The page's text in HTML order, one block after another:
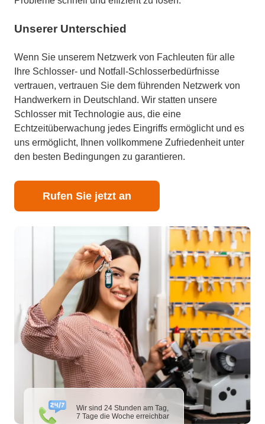
Wir sind 24 Stunden am Tag,
7 Tage die Woche erreichbar
Unserer Unterschied
Wenn Sie unserem Netzwerk von Fachleuten für alle
Ihre Schlosser- und Notfall-Schlosserbedürfnisse
vertrauen, vertrauen Sie dem führenden Netzwerk von
Handwerkern in Deutschland. Wir statten unsere
Schlosser mit Technologie aus, die eine
Echtzeitüberwachung jedes Eingriffs ermöglicht und es
uns ermöglicht, Ihnen vollkommene Zufriedenheit unter
den besten Bedingungen zu garantieren.
Rufen Sie jetzt an